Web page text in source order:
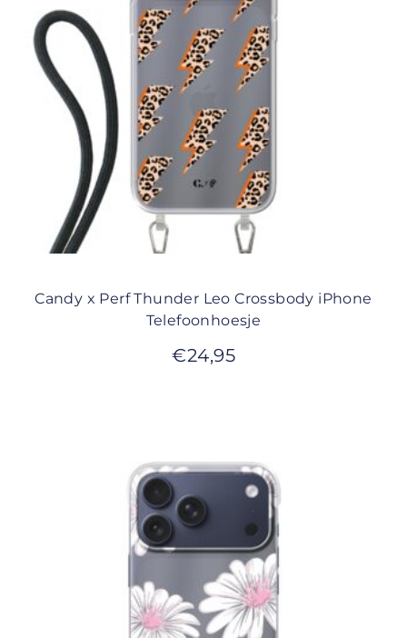
Candy x Perf Thunder Leo Crossbody iPhone
Telefoonhoesje
€24,95